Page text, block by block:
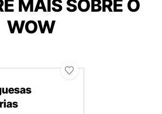
MAIS SOBRE O
WOW